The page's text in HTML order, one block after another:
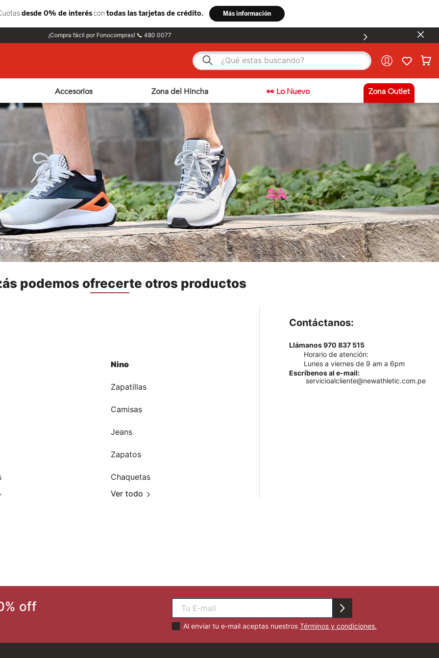
¡Compra fácil por Fonocompras! 📞 480 0077
¿Qué estas buscando?
Accesorios Zona del Hincha 👀 Lo Nuevo Zona Outlet
podemos ofrecerte otros productos
Nino
Zapatillas
Camisas
Jeans
Zapatos
Chaquetas
Ver todo
Contáctanos:
Llámanos 970 837 515
Horario de atención:
Lunes a viernes de 9 am a 6pm
Escríbenos al e-mail:
servicioalcliente@newathletic.com.pe
off
Al enviar tu e-mail aceptas nuestros Términos y condiciones.